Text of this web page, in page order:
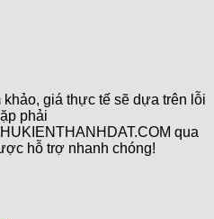
giá thực tế sẽ dựa trên lỗi
phải
qua
hỗ trợ nhanh chóng!